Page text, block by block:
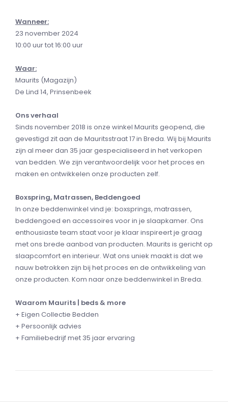
Wanneer:
23 november 2024
10:00 uur tot 16:00 uur
Waar:
Maurits (Magazijn)
De Lind 14, Prinsenbeek
Ons verhaal
Sinds november 2018 is onze winkel Maurits geopend, die
gevestigd zit aan de Mauritsstraat 17 in Breda. Wij bij Maurits
zijn al meer dan 35 jaar gespecialiseerd in het verkopen
van bedden. We zijn verantwoordelijk voor het proces en
maken en ontwikkelen onze producten zelf.
Boxspring, Matrassen, Beddengoed
In onze beddenwinkel vind je: boxsprings, matrassen,
beddengoed en accessoires voor in je slaapkamer. Ons
enthousiaste team staat voor je klaar inspireert je graag
met ons brede aanbod van producten. Maurits is gericht op
slaapcomfort en interieur. Wat ons uniek maakt is dat we
nauw betrokken zijn bij het proces en de ontwikkeling van
onze producten. Kom naar onze beddenwinkel in Breda.
Waarom Maurits | beds & more
+ Eigen Collectie Bedden
+ Persoonlijk advies
+ Familiebedrijf met 35 jaar ervaring